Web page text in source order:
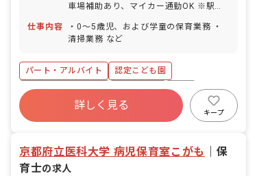
車場補助あり、マイカー通勤OK ※駅チ
仕事内容
・0～5歳児、および学童の保育業務 ・
清掃業務 など
パート・アルバイト
認定こども園
ボーナス・賞与あり
土日祝休み
有給
昇給昇進あり
社会福祉法人
詳しく見る
キープ
京都府立医科大学 病児保育室こがも
保
育士の求人